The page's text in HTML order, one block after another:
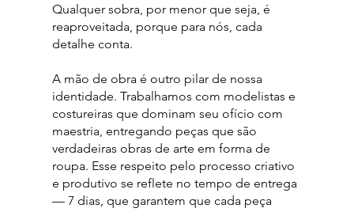
Qualquer sobra, por menor que seja, é
reaproveitada, porque para nós, cada
detalhe conta.
A mão de obra é outro pilar de nossa
identidade. Trabalhamos com modelistas e
costureiras que dominam seu ofício com
maestria, entregando peças que são
verdadeiras obras de arte em forma de
roupa. Esse respeito pelo processo criativo
e produtivo se reflete no tempo de entrega
— 7 dias, que garantem que cada peça